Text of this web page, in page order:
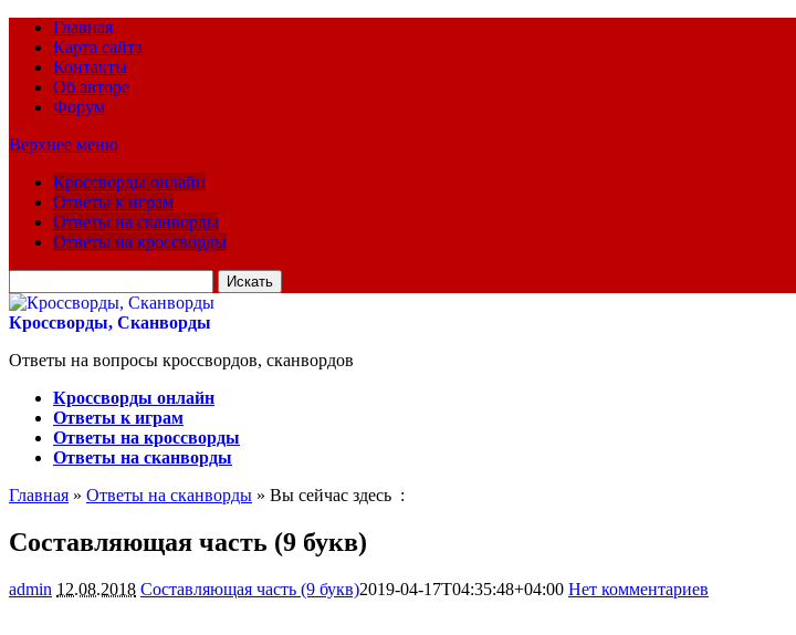
Главная
Карта сайта
Контакты
Об авторе
Форум
Верхнее меню
Кроссворды онлайн
Ответы к играм
Ответы на сканворды
Ответы на кроссворды
для:
Кроссворды, Сканворды
Ответы на вопросы кроссвордов, сканвордов
Кроссворды онлайн
Ответы к играм
Ответы на кроссворды
Ответы на сканворды
Главная » Ответы на сканворды » Вы сейчас здесь :
Составляющая часть (9 букв)
admin 12.08.2018 Составляющая часть (9 букв)2019-04-17T04:35:48+04:00 Нет комментариев